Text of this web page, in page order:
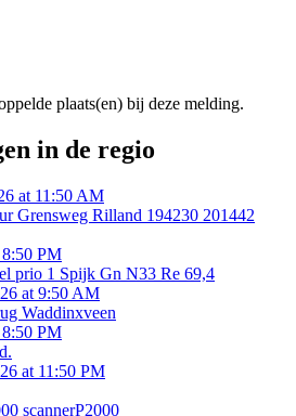
plaats(en) bij deze melding.
in de regio
at 11:50 AM
Grensweg Rilland 194230 201442
PM
prio 1 Spijk Gn N33 Re 69,4
at 9:50 AM
Waddinxveen
PM
at 11:50 PM
scannerP2000